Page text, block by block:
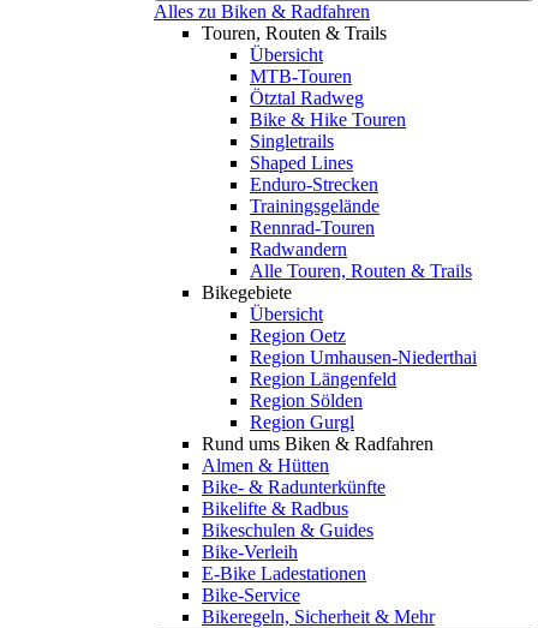
Alles zu Biken & Radfahren
Touren, Routen & Trails
Übersicht
MTB-Touren
Ötztal Radweg
Bike & Hike Touren
Singletrails
Shaped Lines
Enduro-Strecken
Trainingsgelände
Rennrad-Touren
Radwandern
Alle Touren, Routen & Trails
Bikegebiete
Übersicht
Region Oetz
Region Umhausen-Niederthai
Region Längenfeld
Region Sölden
Region Gurgl
Rund ums Biken & Radfahren
Almen & Hütten
Bike- & Radunterkünfte
Bikelifte & Radbus
Bikeschulen & Guides
Bike-Verleih
E-Bike Ladestationen
Bike-Service
Bikeregeln, Sicherheit & Mehr